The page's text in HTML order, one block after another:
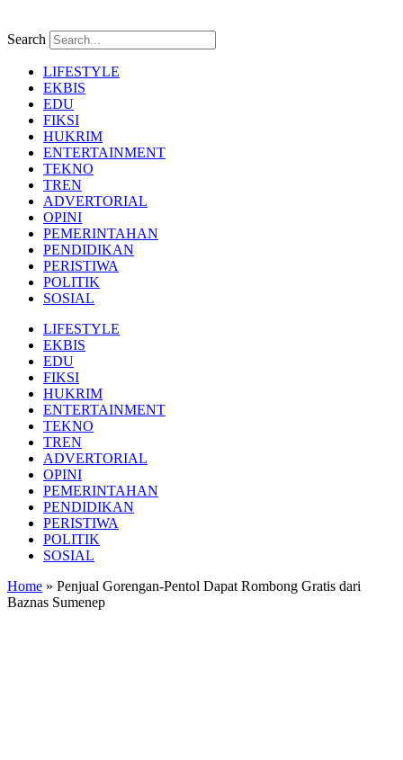
Search
LIFESTYLE
EKBIS
EDU
FIKSI
HUKRIM
ENTERTAINMENT
TEKNO
TREN
ADVERTORIAL
OPINI
PEMERINTAHAN
PENDIDIKAN
PERISTIWA
POLITIK
SOSIAL
LIFESTYLE
EKBIS
EDU
FIKSI
HUKRIM
ENTERTAINMENT
TEKNO
TREN
ADVERTORIAL
OPINI
PEMERINTAHAN
PENDIDIKAN
PERISTIWA
POLITIK
SOSIAL
Home » Penjual Gorengan-Pentol Dapat Rombong Gratis dari
Baznas Sumenep